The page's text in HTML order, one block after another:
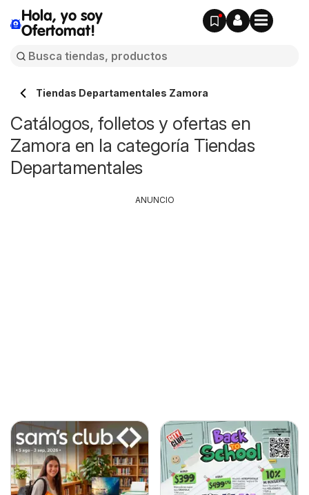
Hola, yo soy
Ofertomat!
Tiendas Departamentales Zamora
Catálogos, folletos y ofertas en
Zamora en la categoría Tiendas
Departamentales
ANUNCIO